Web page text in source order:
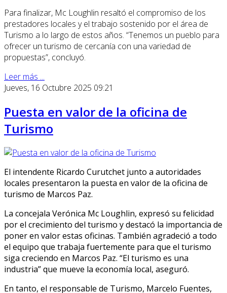
Para finalizar, Mc Loughlin resaltó el compromiso de los
prestadores locales y el trabajo sostenido por el área de
Turismo a lo largo de estos años. “Tenemos un pueblo para
ofrecer un turismo de cercanía con una variedad de
propuestas”, concluyó.
Leer más ...
Jueves, 16 Octubre 2025 09:21
Puesta en valor de la oficina de
Turismo
El intendente Ricardo Curutchet junto a autoridades
locales presentaron la puesta en valor de la oficina de
turismo de Marcos Paz.
La concejala Verónica Mc Loughlin, expresó su felicidad
por el crecimiento del turismo y destacó la importancia de
poner en valor estas oficinas. También agradeció a todo
el equipo que trabaja fuertemente para que el turismo
siga creciendo en Marcos Paz. “El turismo es una
industria” que mueve la economía local, aseguró.
En tanto, el responsable de Turismo, Marcelo Fuentes,